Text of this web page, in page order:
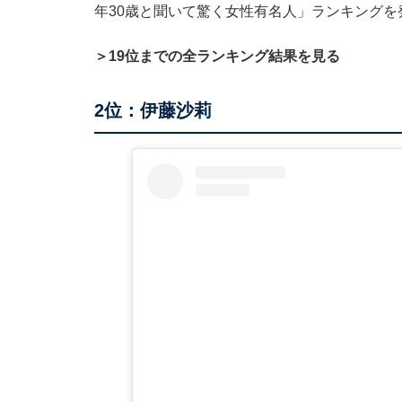
年30歳と聞いて驚く女性有名人」ランキングを
＞19位までの全ランキング結果を見る
2位：伊藤沙莉